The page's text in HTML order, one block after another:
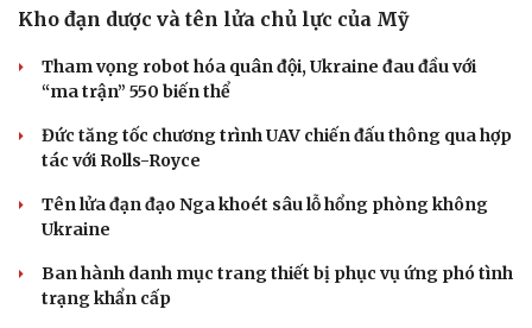
Kho đạn dược và tên lửa chủ lực của Mỹ
Tham vọng robot hóa quân đội, Ukraine đau đầu với
“ma trận” 550 biến thể
Đức tăng tốc chương trình UAV chiến đấu thông qua hợp
tác với Rolls-Royce
Tên lửa đạn đạo Nga khoét sâu lỗ hổng phòng không
Ukraine
Ban hành danh mục trang thiết bị phục vụ ứng phó tình
trạng khẩn cấp